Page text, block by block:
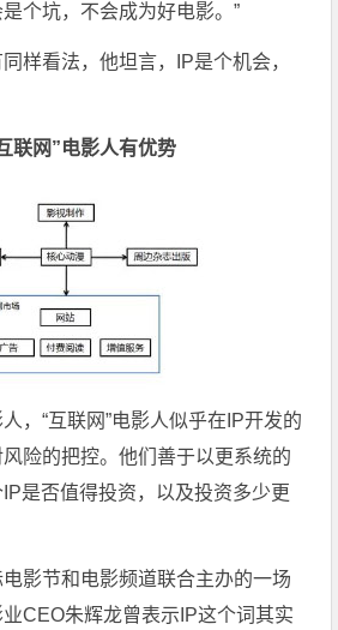
个坑，不会成为好电影。”
样看法，他坦言，IP是个机会，
联网”电影人有优势
，“互联网”电影人似乎在IP开发的
险的把控。他们善于以更系统的
是否值得投资，以及投资多少更
影节和电影频道联合主办的一场
CEO朱辉龙曾表示IP这个词其实